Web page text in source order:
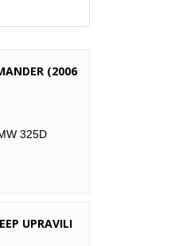
(2006
325D
UPRAVILI